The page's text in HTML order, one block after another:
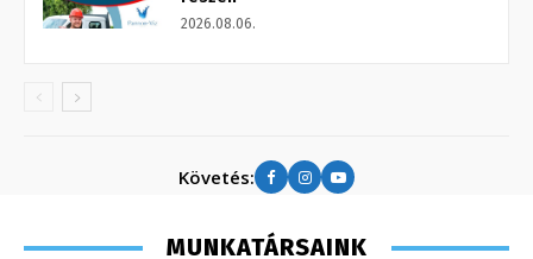
2026.08.06.
Követés:
MUNKATÁRSAINK